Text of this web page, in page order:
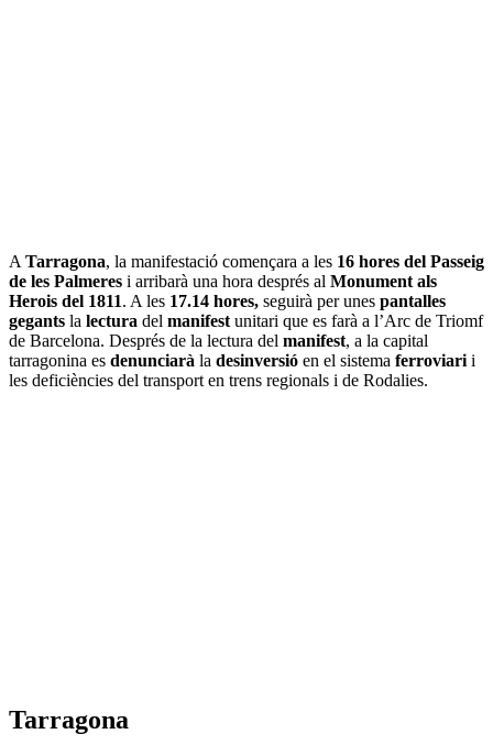
ATarragona, la manifestació començara a les 16 hores del Passeig
de les Palmeres i arribarà una hora després al Monument als
Herois del 1811. A les 17.14 hores, seguirà per unes pantalles
gegants la lectura del manifestunitari que es farà a l’Arc de Triomf
de Barcelona. Després de la lectura del manifest, a la capital
tarragonina es denunciarà la desinversió en el sistema ferroviarii
les deficiències del transport en trens regionals i de Rodalies.
Tarragona